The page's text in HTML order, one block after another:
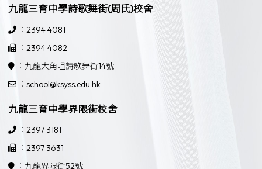
九龍三育中學詩歌舞街(周氏)校舍
：2394 4081
：2394 4082
：九龍大角咀詩歌舞街14號
：school@ksyss.edu.hk
九龍三育中學界限街校舍
：2397 3181
：2397 3631
：九龍界限街52號